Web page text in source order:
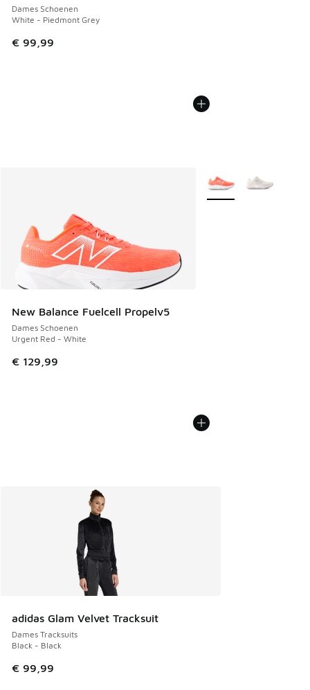
Dames Schoenen
White - Piedmont Grey
€ 99,99
New Balance Fuelcell Propelv5
Dames Schoenen
Urgent Red - White
€ 129,99
Meer kleuren
adidas Glam Velvet Tracksuit
Dames Tracksuits
Black - Black
€ 99,99